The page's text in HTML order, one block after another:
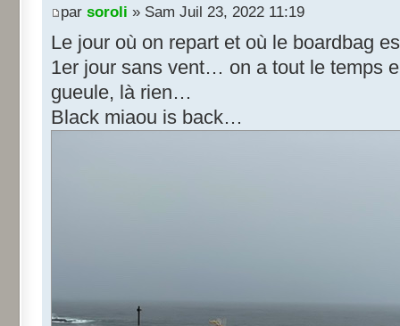
par soroli » Sam Juil 23, 2022 11:19
Le jour où on repart et où le boardbag
1er jour sans vent… on a tout le temps
gueule, là rien…
Black miaou is back…